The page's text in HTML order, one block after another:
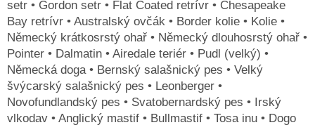
setr • Gordon setr • Flat Coated retrívr • Chesapeake
Bay retrívr • Australský ovčák • Border kolie • Kolie •
Německý krátkosrstý ohař • Německý dlouhosrstý ohař •
Pointer • Dalmatin • Airedale teriér • Pudl (velký) •
Německá doga • Bernský salašnický pes • Velký
švýcarský salašnický pes • Leonberger •
Novofundlandský pes • Svatobernardský pes • Irský
vlkodav • Anglický mastif • Bullmastif • Tosa inu • Dogo